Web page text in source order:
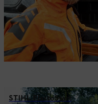
STIHL ElastoStart